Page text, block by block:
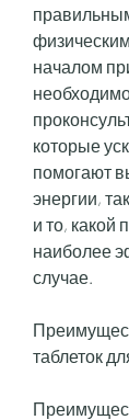
началом
которые
помогают
энергии,
и то, какой
наиболее
случае.
таблеток